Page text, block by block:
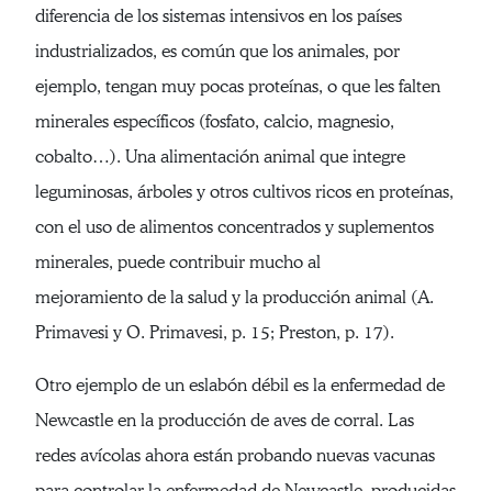
diferencia de los sistemas intensivos en los países
industrializados, es común que los animales, por
ejemplo, tengan muy pocas proteínas, o que les falten
minerales específicos (fosfato, calcio, magnesio,
cobalto…). Una alimentación animal que integre
leguminosas, árboles y otros cultivos ricos en proteínas,
con el uso de alimentos concentrados y suplementos
minerales, puede contribuir mucho al
mejoramiento de la salud y la producción animal (A.
Primavesi y O. Primavesi, p. 15; Preston, p. 17).
Otro ejemplo de un eslabón débil es la enfermedad de
Newcastle en la producción de aves de corral. Las
redes avícolas ahora están probando nuevas vacunas